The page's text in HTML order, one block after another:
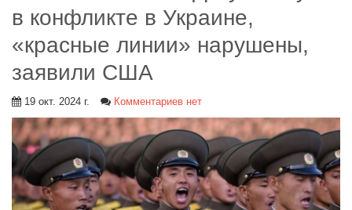
в конфликте в Украине,
«красные линии» нарушены,
заявили США
19 окт. 2024 г. Комментариев нет